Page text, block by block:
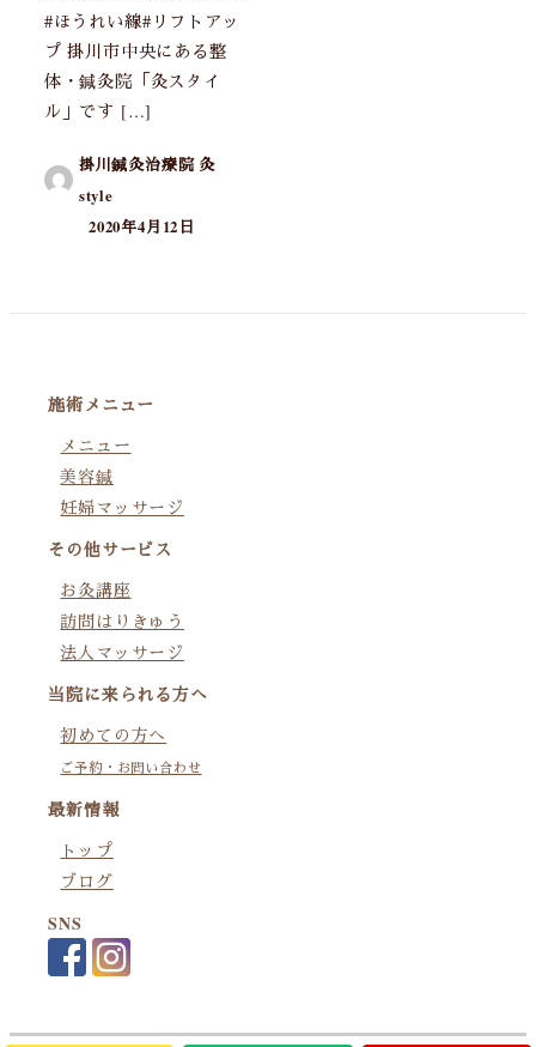
#ほうれい線#リフトアッ
プ 掛川市中央にある整
体・鍼灸院「灸スタイ
ル」です […]
掛川鍼灸治療院 灸
style
2020年4月12日
施術メニュー
メニュー
美容鍼
妊婦マッサージ
その他サービス
お灸講座
訪問はりきゅう
法人マッサージ
当院に来られる方へ
初めての方へ
ご予約・お問い合わせ
最新情報
トップ
ブログ
SNS